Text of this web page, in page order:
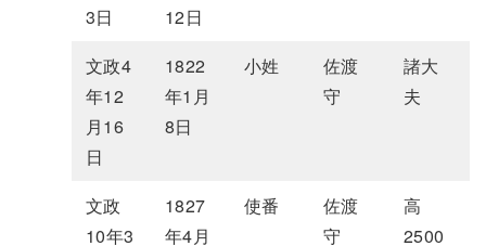
3日
12日
文政4
年12
月16
日
1822
年1月
8日
小姓
佐渡
守
諸大
夫
文政
10年3
1827
年4月
使番
佐渡
守
高
2500